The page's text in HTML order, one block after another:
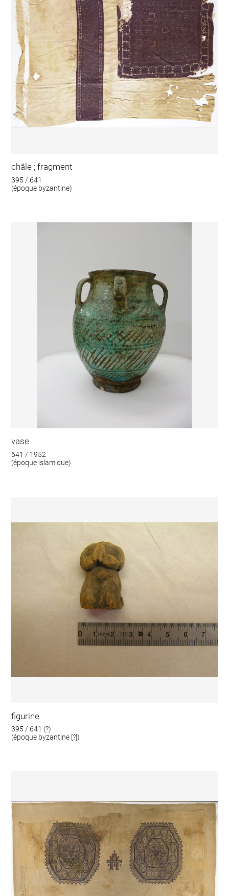
châle ; fragment
395 / 641
(époque byzantine)
vase
641 / 1952
(époque islamique)
figurine
395 / 641 (?)
(époque byzantine [?])